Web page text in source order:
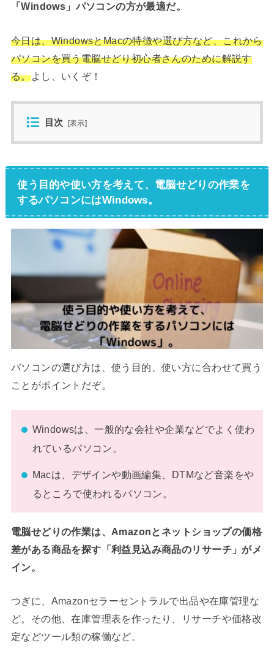
「Windows」パソコンの方が最適だ。
今日は、WindowsとMacの特徴や選び方など、これから
パソコンを買う電脳せどり初心者さんのために解説す
る。よし、いくぞ！
目次 [表示]
使う目的や使い方を考えて、電脳せどりの作業を
するパソコンにはWindows。
パソコンの選び方は、使う目的、使い方に合わせて買う
ことがポイントだぞ。
Windowsは、一般的な会社や企業などでよく使わ
れているパソコン。
Macは、デザインや動画編集、DTMなど音楽をや
るところで使われるパソコン。
電脳せどりの作業は、Amazonとネットショップの価格
差がある商品を探す「利益見込み商品のリサーチ」がメ
イン。
つぎに、Amazonセラーセントラルで出品や在庫管理な
ど。その他、在庫管理表を作ったり、リサーチや価格改
定などツール類の稼働など。